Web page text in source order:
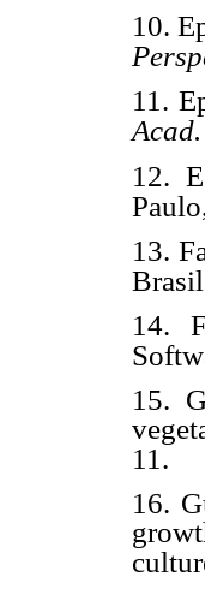
10.
11.
12.
13.
14.
15.
11.
16.